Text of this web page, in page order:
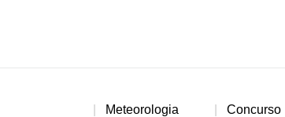
Meteorologia
Concurso